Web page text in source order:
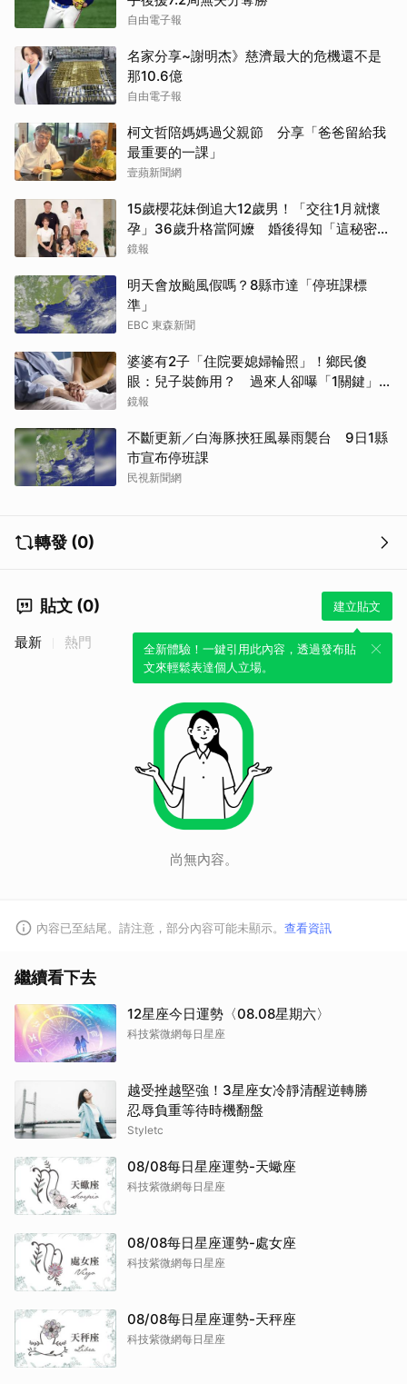
自由電子報
名家分享~謝明杰》慈濟最大的危機還不是
那10.6億
自由電子報
柯文哲陪媽媽過父親節 分享「爸爸留給我
最重要的一課」
壹蘋新聞網
15歲櫻花妹倒追大12歲男！「交往1月就懷
孕」36歲升格當阿嬤 婚後得知「這秘密」
傻眼了
鏡報
明天會放颱風假嗎？8縣市達「停班課標
準」
EBC 東森新聞
婆婆有2子「住院要媳婦輪照」！鄉民傻
眼：兒子裝飾用？ 過來人卻曝「1關鍵」才
做決定
鏡報
不斷更新／白海豚挾狂風暴雨襲台 9日1縣
市宣布停班課
民視新聞網
轉發 (0)
貼文 (0) 建立貼文
全新體驗！一鍵引用此內容，透過發布貼
文來輕鬆表達個人立場。
最新 熱門
尚無內容。
內容已至結尾。請注意，部分內容可能未顯示。 查看資訊
繼續看下去
12星座今日運勢〈08.08星期六〉
科技紫微網每日星座
越受挫越堅強！3星座女冷靜清醒逆轉勝
忍辱負重等待時機翻盤
Styletc
08/08每日星座運勢-天蠍座
科技紫微網每日星座
08/08每日星座運勢-處女座
科技紫微網每日星座
08/08每日星座運勢-天秤座
科技紫微網每日星座